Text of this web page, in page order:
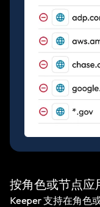
按角色或节点应
Keeper 支持在角色